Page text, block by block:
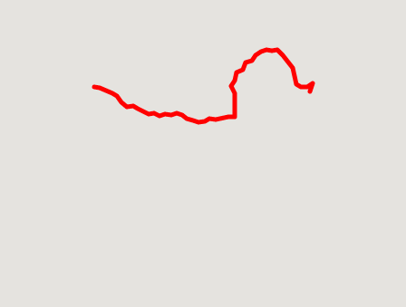
In aggiunta lungo il percorso del ritorno, circa a
quota 2200 metri, è possibile deviare a sx per
andare a vedere il Lago Nero che si trova sotto il
Monte Braccia. Bellissimo anche questo laghetto. Lì,